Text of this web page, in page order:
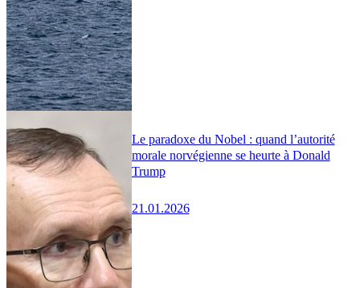
Le paradoxe du Nobel : quand l’autorité
morale norvégienne se heurte à Donald
Trump
21.01.2026